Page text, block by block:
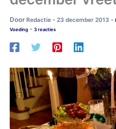
Door Redactie - 23 december 2013 -
Voeding - 3 reacties